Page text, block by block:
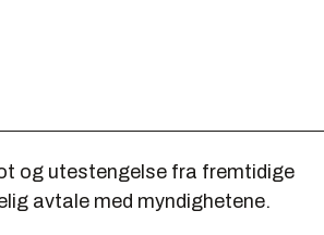
og utestengelse fra fremtidige
avtale med myndighetene.